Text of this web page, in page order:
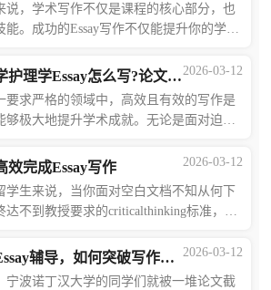
说，学术写作不仅是课程的核心部分，也
。成功的Essay写作不仅能提升你的学术
实用建议，帮助
2026-03-12
Essay怎么写?论文辅导来帮你!
求严格的领域中，高效且有效的写作是
极大地提升学术成就。无论是面对迫在
至关重要。海马课
2026-03-12
效完成Essay写作
生来说，当你面对空白文档不知从何下
不到教授要求的criticalthinking标准，这
心表明，超四
2026-03-12
导，如何突破写作重重难关?
波诺丁汉大学的同学们就被一堆论文截